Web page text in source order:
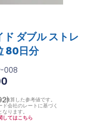
ダブル ストレ
80日分
008
換算した参考値です。
会社のレートに基づく
ります。
してはこちら